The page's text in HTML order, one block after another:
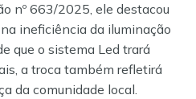
nº 663/2025, ele destacou
ineficiência da iluminação
que o sistema Led trará
a troca também refletirá
da comunidade local.